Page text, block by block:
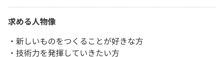
求める人物像
・新しいものをつくることが好きな方
・技術力を発揮していきたい方